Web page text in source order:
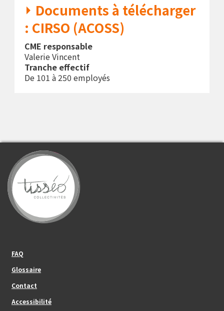
Documents à télécharger
: CIRSO (ACOSS)
CME responsable
Valerie Vincent
Tranche effectif
De 101 à 250 employés
FAQ
Glossaire
Contact
Footer_center
Accessibilité